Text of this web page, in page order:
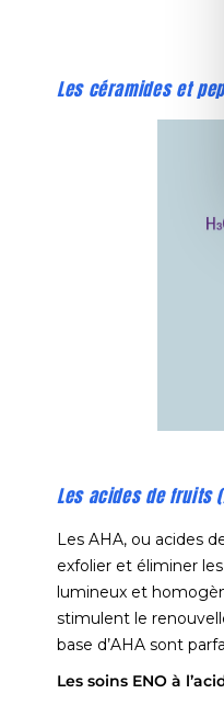
Les céramides et
Les acides de fruits
Les AHA, ou acides
exfolier et éliminer
lumineux et
stimulent le
base d’AHA sont
Les soins ENO à